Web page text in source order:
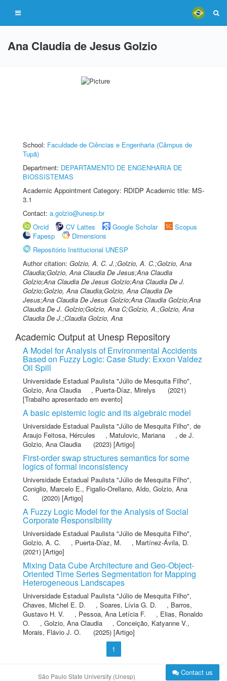
Ana Claudia de Jesus Golzio
School: Faculdade de Ciências e Engenharia (Câmpus de
Tupã)
Department: DEPARTAMENTO DE ENGENHARIA DE
BIOSSISTEMAS
Academic Appointment Category: RDIDP Academic title: MS-
3.1
Contact: a.golzio@unesp.br
Orcid
CV Lattes Google Scholar
Scopus
Fapesp
Dimensions
Repositório Institucional UNESP
Author citation: Golzio, A. C. J.;Golzio, A. C.;Golzio, Ana
Claudia;Golzio, Ana Claudia De Jesus;Ana Claudia
Golzio;Ana Claudia De Jesus Golzio;Ana Claudia De J.
Golzio;Golzio, Ana Claudia;Golzio, Ana Claudia De
Jesus;Ana Claudia De Jesus Golzio;Ana Claudia Golzio;Ana
Claudia De J. Golzio;Golzio, Ana C;Golzio, A.;Golzio, Ana
Claudia De J.;Claudia Golzio, Ana
Academic Output at Unesp Repository
A Model for Analysis of Environmental Accidents
Based on Fuzzy Logic: Case Study: Exxon Valdez
Oil Spill
Universidade Estadual Paulista "Júlio de Mesquita Filho",
Golzio, Ana Claudia
, Puerta-Díaz, Mirelys
(2021)
[Trabalho apresentado em evento]
A basic epistemic logic and its algebraic model
Universidade Estadual Paulista "Júlio de Mesquita Filho", de
Araujo Feitosa, Hércules
, Matulovic, Mariana , de J.
Golzio, Ana Claudia
(2023) [Artigo]
First-order swap structures semantics for some
logics of formal inconsistency
Universidade Estadual Paulista "Júlio de Mesquita Filho",
Coniglio, Marcelo E., Figallo-Orellano, Aldo, Golzio, Ana
C.
(2020) [Artigo]
A Fuzzy Logic Model for the Analysis of Social
Corporate Responsibility
Universidade Estadual Paulista "Júlio de Mesquita Filho",
Golzio, A. C.
, Puerta-Díaz, M. , Martínez-Ávila, D.
(2021) [Artigo]
Mixing Data Cube Architecture and Geo-Object-
Oriented Time Series Segmentation for Mapping
Heterogeneous Landscapes
Universidade Estadual Paulista "Júlio de Mesquita Filho",
Chaves, Michel E. D.
, Soares, Lívia G. D. , Barros,
Gustavo H. V.
, Pessoa, Ana Letícia F. , Elias, Ronaldo
O.
, Golzio, Ana Claudia , Conceição, Katyanne V.,
Morais, Flávio J. O.
(2025) [Artigo]
1
São Paulo State University (Unesp) Contact us